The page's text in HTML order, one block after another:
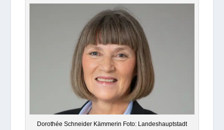
Doro­thée Schnei­der Käm­me­rin Foto: Lan­des­haupt­stadt